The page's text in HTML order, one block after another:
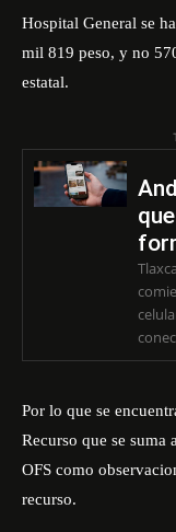
Hospital General se
mil 819 peso, y no
estatal.
Por lo que se
Recurso que se suma
OFS como
recurso.